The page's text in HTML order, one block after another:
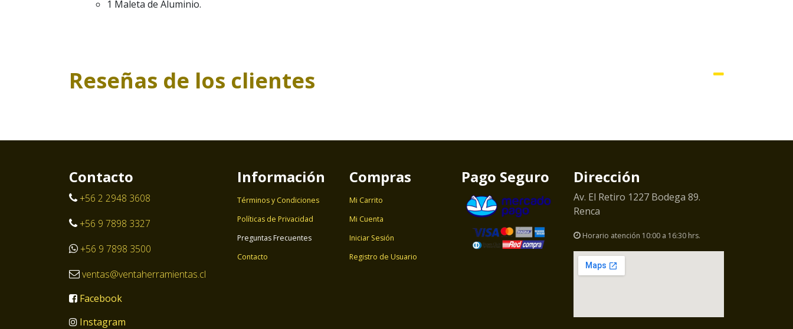
1 Maleta de Aluminio.
Reseñas de los clientes
Contacto
+56 2 2948 3608
+56 9 7898 3327
+56 9 7898 3500
ventas@ventaherramientas.cl
Facebook
Instagram
Información
Términos y Condiciones
Políticas de Privacidad
Preguntas Frecuentes
Contacto
Compras
Mi Carrito
Mi Cuenta
Iniciar Sesión
Registro de Usuario
Pago Seguro Dirección
Av. El Retiro 1227 Bodega 89.
Renca
Horario atención 10:00 a 16:30 hrs.